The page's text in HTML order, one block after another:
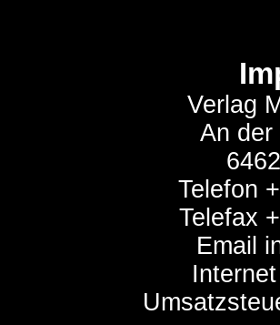
Verlag
An der
Telefon
Telefax
Email